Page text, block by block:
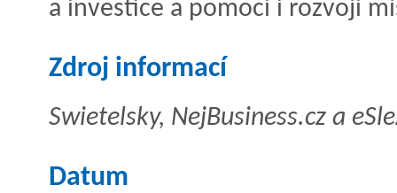
a investice a pomoci i rozvoji
Zdroj informací
Swietelsky, NejBusiness.cz a
Datum